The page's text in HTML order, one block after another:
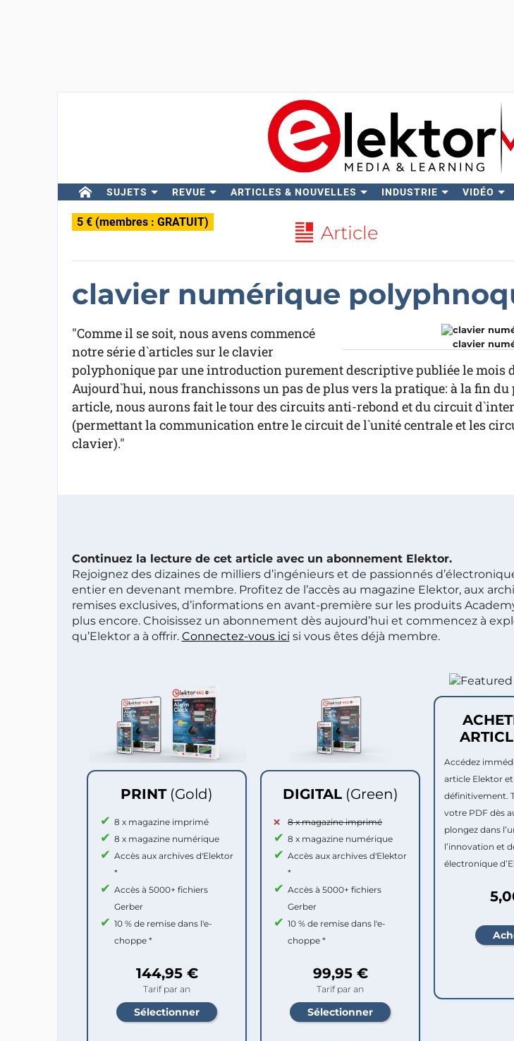
SUJETS REVUE ARTICLES & NOUVELLES INDUSTRIE VIDÉO
5 € (membres : GRATUIT) Article
clavier numérique
clavier
"Comme il se soit, nous avens commencé
notre série d`articles sur le clavier
polyphonique par une introduction purement descriptive publiée le mois
Aujourd`hui, nous franchissons un pas de plus vers la pratique: à la fin du
article, nous aurons fait le tour des circuits anti-rebond et du circuit
(permettant la communication entre le circuit de l`unité centrale et les
clavier)."
Continuez la lecture de cet article avec un abonnement Elektor.
Rejoignez des dizaines de milliers d’ingénieurs et de passionnés
entier en devenant membre. Profitez de l’accès au magazine Elektor, aux
remises exclusives, d’informations en avant-première sur les produits
plus encore. Choisissez un abonnement dès aujourd’hui et commencez à
qu’Elektor a à offrir. Connectez-vous ici si vous êtes déjà membre.
PRINT (Gold)
8 x magazine imprimé
8 x magazine numérique
Accès aux archives d'Elektor
*
Accès à 5000+ fichiers
Gerber
10 % de remise dans l'e-
choppe *
144,95 €
Tarif par an
DIGITAL (Green)
8 x magazine imprimé
8 x magazine numérique
Accès aux archives d'Elektor
*
Accès à 5000+ fichiers
Gerber
10 % de remise dans l'e-
choppe *
99,95 €
Tarif par an
Accédez
article Elektor
définitivement.
votre PDF dès
plongez dans
l’innovation et
électronique